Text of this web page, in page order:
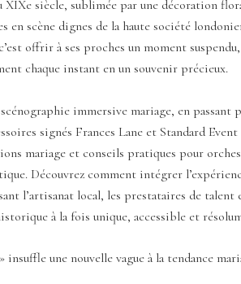
siècle, sublimée par une décoration
en scène dignes de la haute société
offrir à ses proches un moment
chaque instant en un souvenir précieux.
immersive mariage, en passant
signés Frances Lane et Standard
mariage et conseils pratiques pour
Découvrez comment intégrer
l’artisanat local, les prestataires de talent
à la fois unique, accessible et
une nouvelle vague à la tendance